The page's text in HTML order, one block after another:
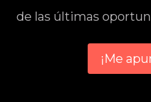
de las últimas
¡Me